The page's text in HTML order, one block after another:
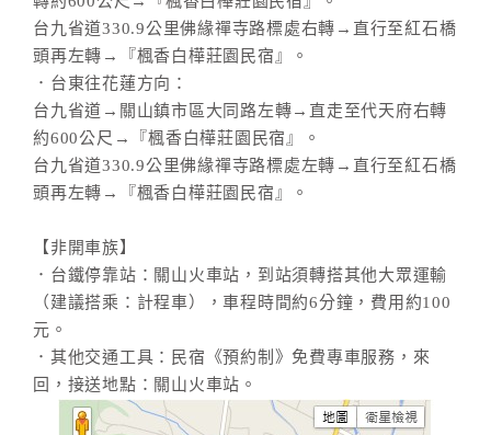
台九省道330.9公里佛緣禪寺路標處右轉→直行至紅石橋
頭再左轉→『楓香白樺莊園民宿』。
．台東往花蓮方向：
台九省道→關山鎮市區大同路左轉→直走至代天府右轉
約600公尺→『楓香白樺莊園民宿』。
台九省道330.9公里佛緣禪寺路標處左轉→直行至紅石橋
頭再左轉→『楓香白樺莊園民宿』。
【非開車族】
．台鐵停靠站：關山火車站，到站須轉搭其他大眾運輸
（建議搭乘：計程車），車程時間約6分鐘，費用約100
元。
．其他交通工具：民宿《預約制》免費專車服務，來
回，接送地點：關山火車站。